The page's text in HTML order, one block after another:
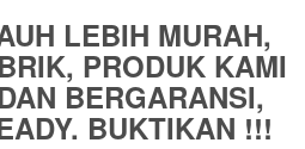
LEBIH MURAH,
PRODUK KAMI
BERGARANSI,
BUKTIKAN !!!